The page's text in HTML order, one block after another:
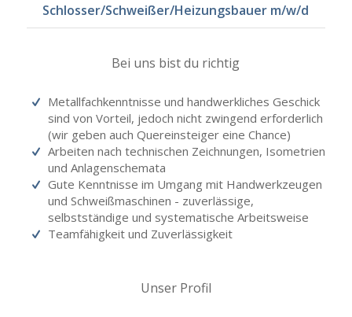
Schlosser/Schweißer/Heizungsbauer m/w/d
Bei uns bist du richtig
Metallfachkenntnisse und handwerkliches Geschick
sind von Vorteil, jedoch nicht zwingend erforderlich
(wir geben auch Quereinsteiger eine Chance)
Arbeiten nach technischen Zeichnungen, Isometrien
und Anlagenschemata
Gute Kenntnisse im Umgang mit Handwerkzeugen
und Schweißmaschinen - zuverlässige,
selbstständige und systematische Arbeitsweise
Teamfähigkeit und Zuverlässigkeit
Unser Profil